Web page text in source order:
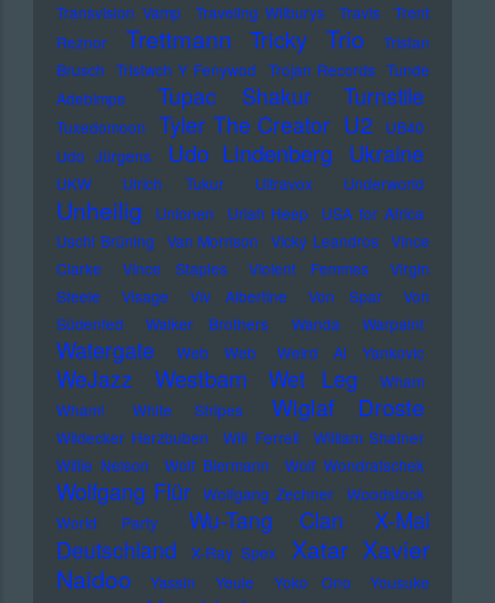
Transvision Vamp
Traveling Wilburys Travis
Trent
Reznor
Trettmann Tricky Trio
Tristan
Brusch Tristwch Y Fenywod Trojan Records Tunde
Adebimpe
Tupac Shakur Turnstile
Tuxedomoon Tyler The Creator U2
UB40
Udo Jürgens
Udo Lindenberg Ukraine
UKW Ulrich Tukur Ultravox Underworld
Unheilig Unionen Uriah Heep
USA for Africa
Uschi Brüning Van Morrison Vicky Leandros Vince
Clarke
Vince Staples Violent Femmes
Virgin
Steele
Visage Viv Albertine Von Spar
Von
Südenfed
Walker Brothers Wanda Warpaint
Watergate Web Web Weird Al Yankovic
WeJazz Westbam Wet Leg
Wham
Wham!
White Stripes Wiglaf Droste
Wildecker Herzbuben Will Ferrell
William Shatner
Willie Nelson
Wolf Biermann Wolf Wondratschek
Wolfgang Flür Wolfgang Zechner
Woodstock
World Party
Wu-Tang Clan
X-Mal
Deutschland
X-Ray Spex Xatar Xavier
Naidoo
Yassin Yeule Yoko Ono
Yousuke